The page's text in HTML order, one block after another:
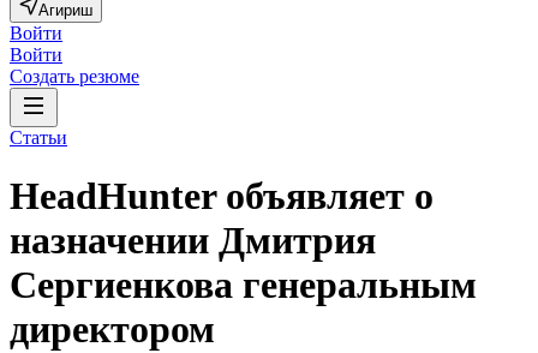
Агириш
Войти
Войти
Создать резюме
Статьи
HeadHunter объявляет о
назначении Дмитрия
Сергиенкова генеральным
директором